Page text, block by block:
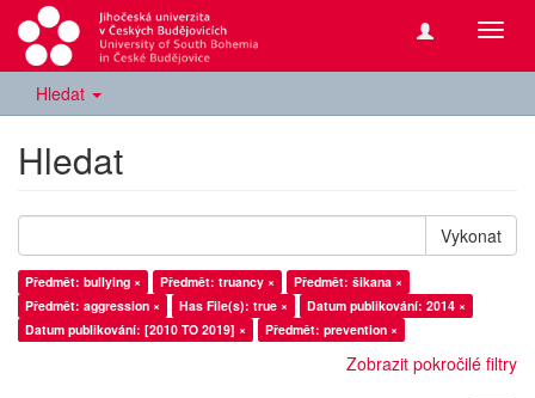
Hledat
Hledat
Vykonat
Předmět: bullying × Předmět: truancy ×
Předmět: šikana ×
Předmět: aggression ×
Has File(s): true ×
Datum publikování: 2014 ×
Datum publikování: [2010 TO 2019] ×
Předmět: prevention ×
Zobrazit pokročilé filtry